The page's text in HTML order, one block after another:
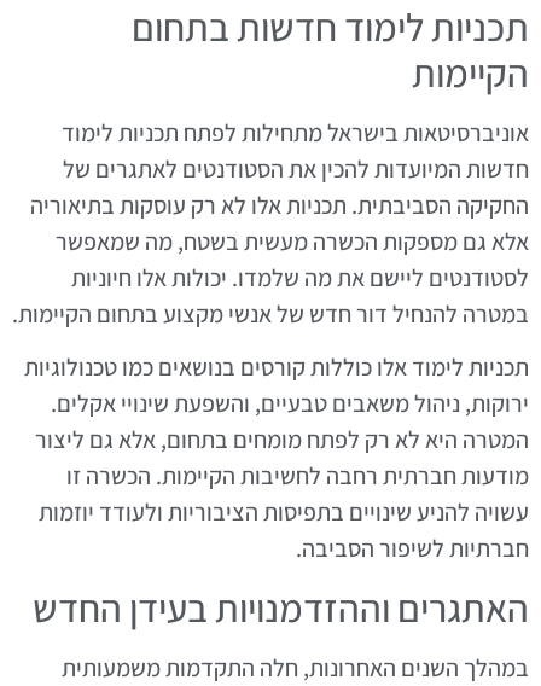
תכניות לימוד חדשות בתחום
הקיימות
אוניברסיטאות בישראל מתחילות לפתח תכניות לימוד
חדשות המיועדות להכין את הסטודנטים לאתגרים של
החקיקה הסביבתית. תכניות אלו לא רק עוסקות בתיאוריה
אלא גם מספקות הכשרה מעשית בשטח, מה שמאפשר
לסטודנטים ליישם את מה שלמדו. יכולות אלו חיוניות
במטרה להנחיל דור חדש של אנשי מקצוע בתחום הקיימות.
תכניות לימוד אלו כוללות קורסים בנושאים כמו טכנולוגיות
ירוקות, ניהול משאבים טבעיים, והשפעת שינויי אקלים.
המטרה היא לא רק לפתח מומחים בתחום, אלא גם ליצור
מודעות חברתית רחבה לחשיבות הקיימות. הכשרה זו
עשויה להניע שינויים בתפיסות הציבוריות ולעודד יוזמות
חברתיות לשיפור הסביבה.
האתגרים וההזדמנויות בעידן החדש
במהלך השנים האחרונות, חלה התקדמות משמעותית